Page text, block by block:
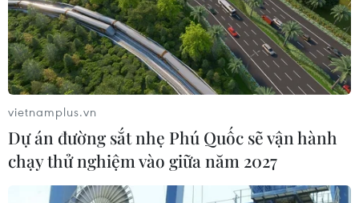
vietnamplus.vn
Dự án đường sắt nhẹ Phú Quốc sẽ vận hành
chạy thử nghiệm vào giữa năm 2027